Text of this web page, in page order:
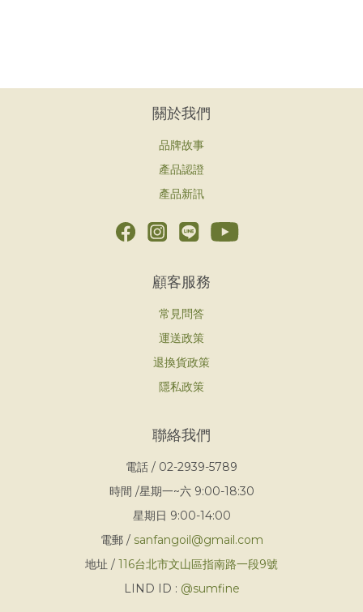
關於我們
品牌故事
產品認證
產品新訊
顧客服務
常見問答
運送政策
退換貨政策
隱私政策
聯絡我們
電話 / 02-2939-5789
時間 /星期一~六 9:00-18:30
星期日 9:00-14:00
電郵 / sanfangoil@gmail.com
地址 / 116台北市文山區指南路一段9號
LIND ID : @sumfine